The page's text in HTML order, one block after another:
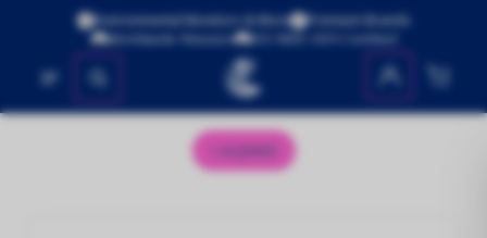
Environmental Monitors & More
Premium Brands
Worldwide Shipping
ISO 9001:2015 Certified
No se encontraron productos
AQM65